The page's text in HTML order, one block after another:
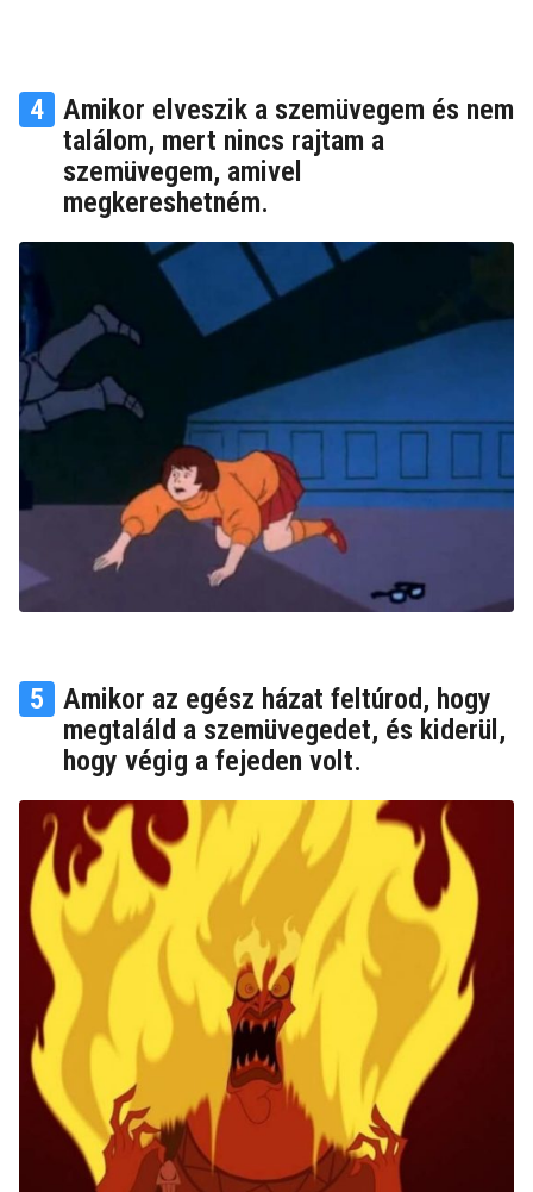
4 Amikor elveszik a szemüvegem és nem
találom, mert nincs rajtam a
szemüvegem, amivel
megkereshetném.
5 Amikor az egész házat feltúrod, hogy
megtaláld a szemüvegedet, és kiderül,
hogy végig a fejeden volt.